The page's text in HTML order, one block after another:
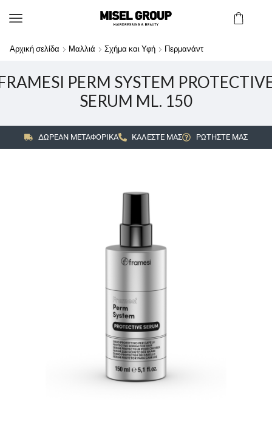
Αρχική σελίδα Μαλλιά Σχήμα και Υφή Περμανάντ
PERM SYSTEM
SERUM ML. 150
ΔΩΡΕΑΝ ΜΕΤΑΦΟΡΙΚΑ ΚΑΛΕΣΤΕ ΜΑΣ ΡΩΤΗΣΤΕ ΜΑΣ